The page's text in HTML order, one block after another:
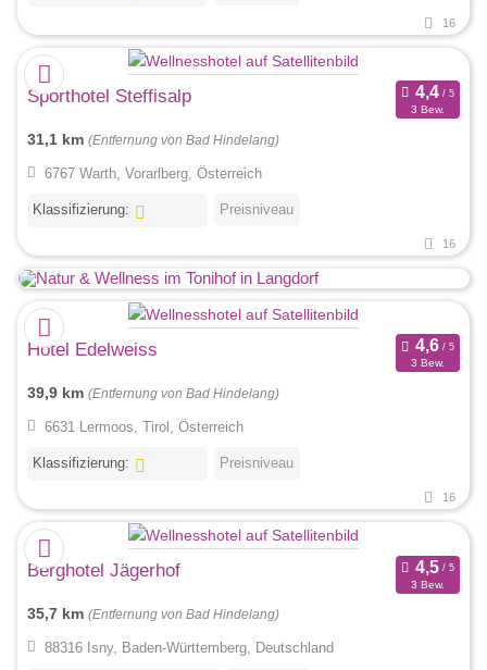
16
Sporthotel Steffisalp
3 Bew.
31,1 km (Entfernung von Bad Hindelang)
6767 Warth, Vorarlberg, Österreich
Klassifizierung: Preisniveau
16
Hotel Edelweiss
3 Bew.
39,9 km (Entfernung von Bad Hindelang)
6631 Lermoos, Tirol, Österreich
Klassifizierung: Preisniveau
16
Berghotel Jägerhof
3 Bew.
35,7 km (Entfernung von Bad Hindelang)
88316 Isny, Baden-Württemberg, Deutschland